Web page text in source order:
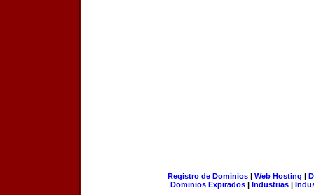
Registro de Dominios| Web Hosting |
Dominios Expirados | Industrias |